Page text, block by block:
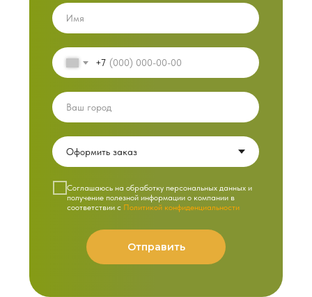
+7
Cоглашаюсь на обработку персональных данных и
получение полезной информации о компании в
соответствии с Политикой конфиденциальности
Отправить